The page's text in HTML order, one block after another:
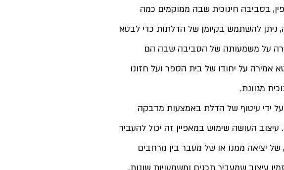
בסביבה חינוכית שבה ממוקמים כמה
ניתן להשתמש בקיומן של הדלתות כדי לבטא
על משמעותה של הסביבה שבה הם
אמירה על יחודו של בית הספר ועל חזונו
מגוונת.
ידי עיטוף של הדלת באמצעות מדבקה
העושה שימוש במאפיין זה יכול להעביר
יציאה ממנו או של מעבר בין מרחבים
עיצוב שמעביר תכנים ומשמעויות שונות.